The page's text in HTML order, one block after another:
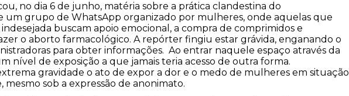
no dia 6 de junho, matéria sobre a prática clandestina do
um grupo de WhatsApp organizado por mulheres, onde aquelas que
buscam apoio emocional, a compra de comprimidos e
o aborto farmacológico. A repórter fingiu estar grávida, enganando o
para obter informações. Ao entrar naquele espaço através da
nível de exposição a que jamais teria acesso de outra forma.
gravidade o ato de expor a dor e o medo de mulheres em situação
sob a expressão de anonimato.